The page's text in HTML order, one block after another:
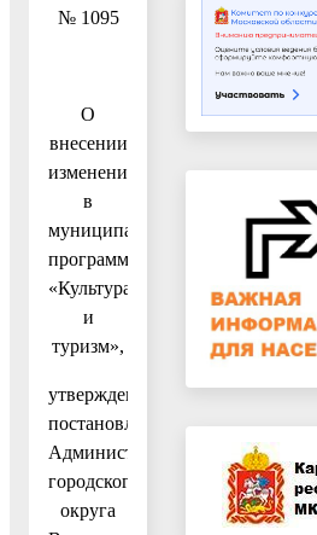
№ 1095
О
внесении
изменений
в
муниципальную
программу
«Культура
и
туризм»,
утвержденную
постановлением
Администрации
городского
округа